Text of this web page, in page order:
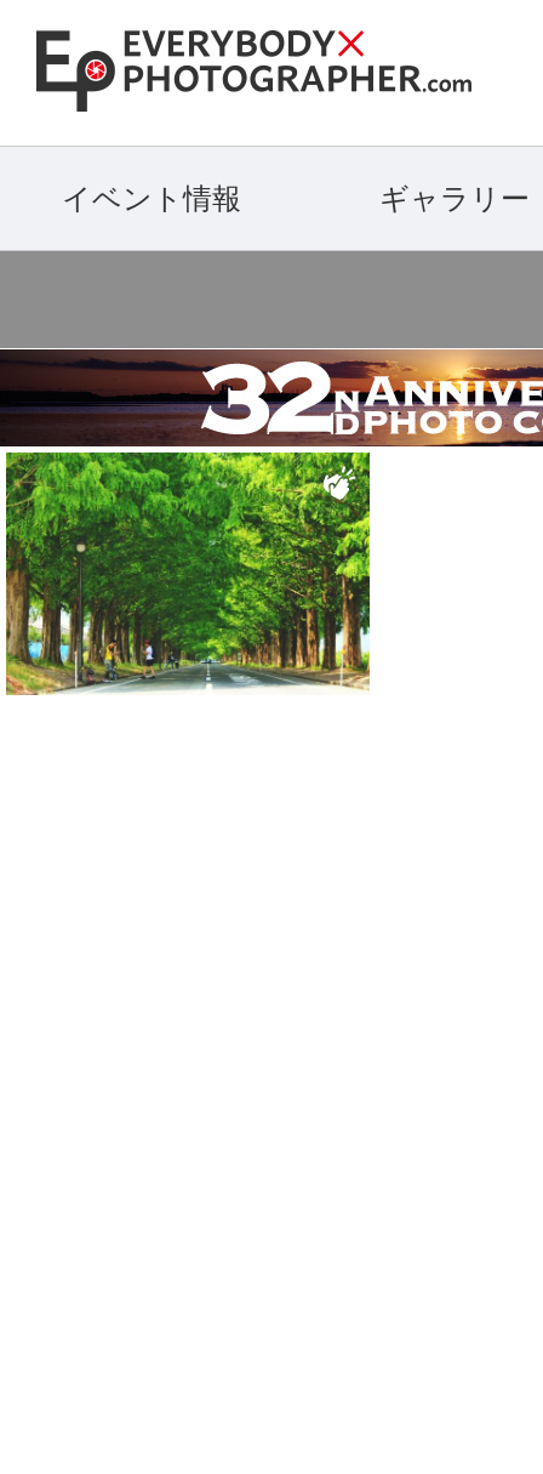
イベント情報 ギャラリー